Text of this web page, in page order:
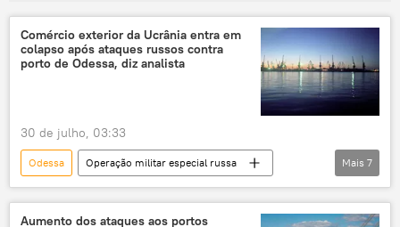
Comércio exterior da Ucrânia entra em
colapso após ataques russos contra
porto de Odessa, diz analista
30 de julho, 03:33
Odessa
Operação militar especial russa
Rússia
Europa
Alexander Mercouris
Kiev
Ucrânia
Mais 7
Aumento dos ataques aos portos